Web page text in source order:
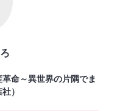
命～異世界の片隅でま
）